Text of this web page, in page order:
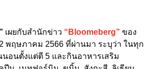
เผยกับสำนักข่าว “Bloomeberg” ของ
พฤษภาคม 2566 ที่ผ่านมา ระบุว่า ในทุก
นอนตั้งแต่ตี 5 และกินอาหารเสริม